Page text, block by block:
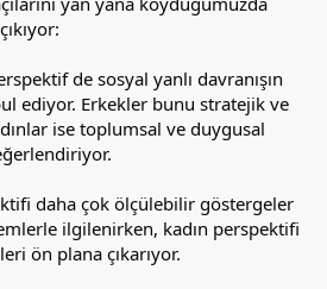
de sosyal yanlı davranışın
ediyor. Erkekler bunu stratejik ve
ise toplumsal ve duygusal
daha çok ölçülebilir göstergeler
ilgilenirken, kadın perspektifi
ön plana çıkarıyor.